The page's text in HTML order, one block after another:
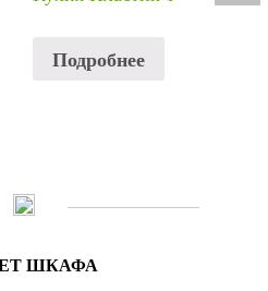
Подробнее
ШКАФА